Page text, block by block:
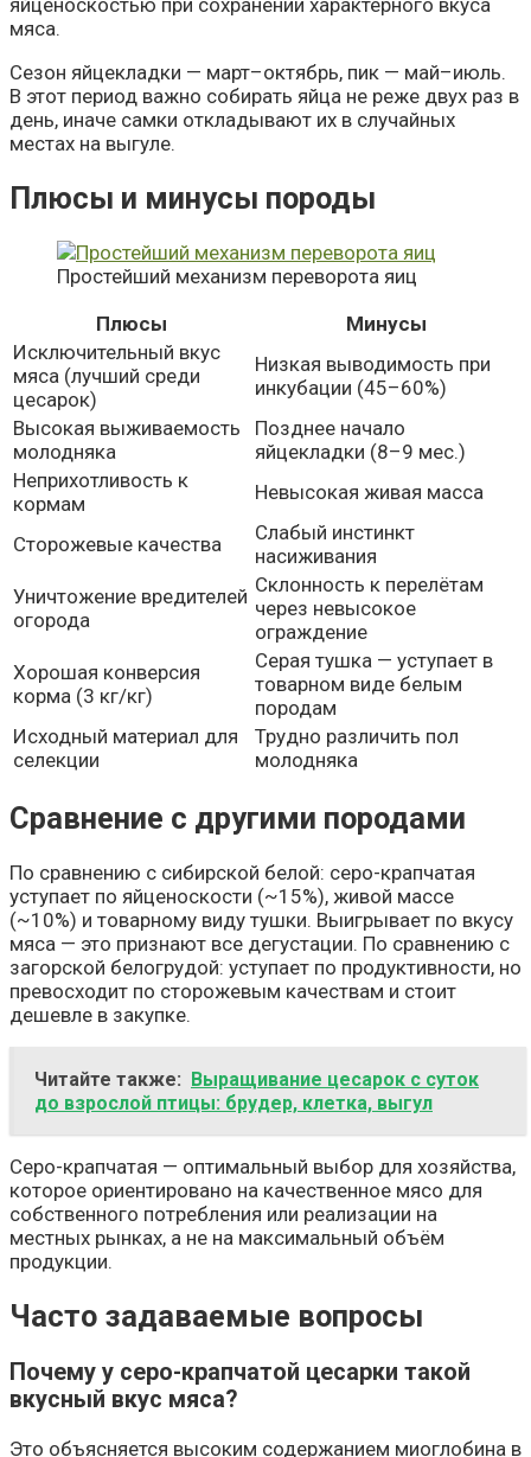
мяса.
Сезон яйцекладки — март–октябрь, пик — май–июль.
В этот период важно собирать яйца не реже двух раз в
день, иначе самки откладывают их в случайных
местах на выгуле.
Плюсы и минусы породы
Простейший механизм переворота яиц
Плюсы
Минусы
Исключительный вкус
мяса (лучший среди
цесарок)
Низкая выводимость при
инкубации (45–60%)
Высокая выживаемость
молодняка
Позднее начало
яйцекладки (8–9 мес.)
Неприхотливость к
кормам
Невысокая живая масса
Сторожевые качества
Слабый инстинкт
насиживания
Уничтожение вредителей
огорода
Склонность к перелётам
через невысокое
ограждение
Хорошая конверсия
корма (3 кг/кг)
Серая тушка — уступает в
товарном виде белым
породам
Исходный материал для
селекции
Трудно различить пол
молодняка
Сравнение с другими породами
По сравнению с сибирской белой: серо-крапчатая
уступает по яйценоскости (~15%), живой массе
(~10%) и товарному виду тушки. Выигрывает по вкусу
мяса — это признают все дегустации. По сравнению с
загорской белогрудой: уступает по продуктивности, но
превосходит по сторожевым качествам и стоит
дешевле в закупке.
Читайте также: Выращивание цесарок с суток
до взрослой птицы: брудер, клетка, выгул
Серо-крапчатая — оптимальный выбор для хозяйства,
которое ориентировано на качественное мясо для
собственного потребления или реализации на
местных рынках, а не на максимальный объём
продукции.
Часто задаваемые вопросы
Почему у серо-крапчатой цесарки такой
вкусный вкус мяса?
Это объясняется высоким содержанием миоглобина в